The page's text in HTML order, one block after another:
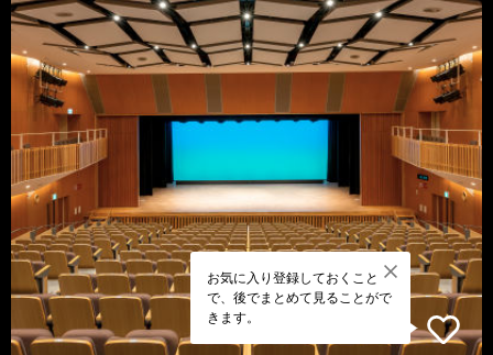
お気に入り登録しておくこと
で、後でまとめて見ることがで
きます。